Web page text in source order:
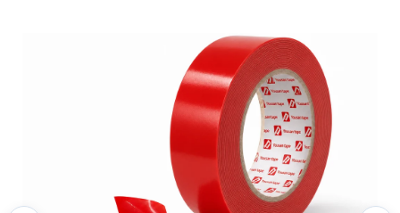
Автомобильная PE вспененная двухсторонняя